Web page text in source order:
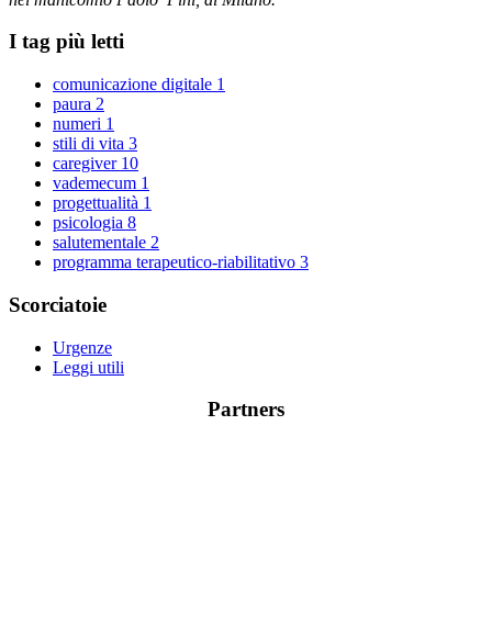
I tag più letti
comunicazione digitale 1
paura 2
numeri 1
stili di vita 3
caregiver 10
vademecum 1
progettualità 1
psicologia 8
salutementale 2
programma terapeutico-riabilitativo 3
Scorciatoie
Urgenze
Leggi utili
Partners